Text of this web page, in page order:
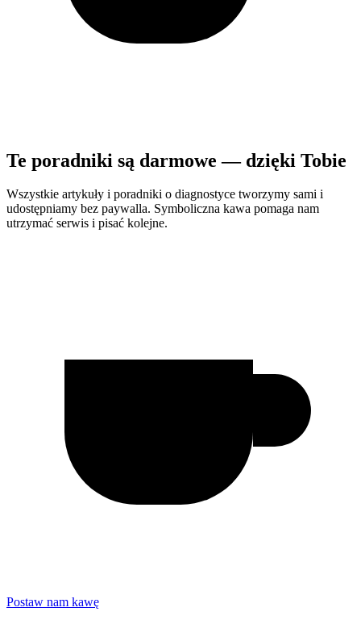
Te poradniki są darmowe — dzięki Tobie
Wszystkie artykuły i poradniki o diagnostyce tworzymy sami i
udostępniamy bez paywalla. Symboliczna kawa pomaga nam
utrzymać serwis i pisać kolejne.
Postaw nam kawę